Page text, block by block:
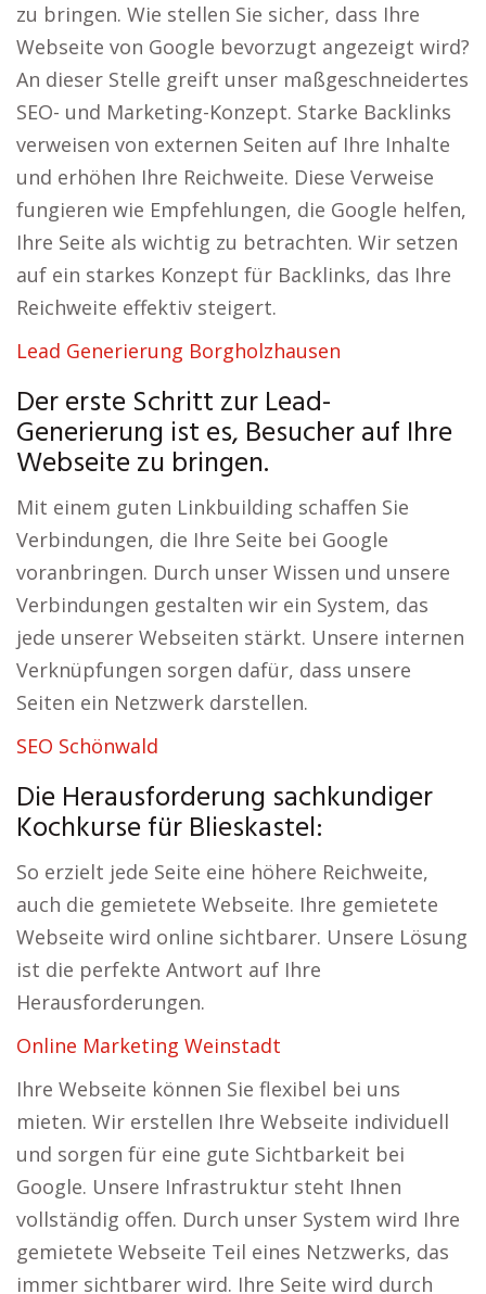
zu bringen. Wie stellen Sie sicher, dass Ihre
Webseite von Google bevorzugt angezeigt wird?
An dieser Stelle greift unser maßgeschneidertes
SEO- und Marketing-Konzept. Starke Backlinks
verweisen von externen Seiten auf Ihre Inhalte
und erhöhen Ihre Reichweite. Diese Verweise
fungieren wie Empfehlungen, die Google helfen,
Ihre Seite als wichtig zu betrachten. Wir setzen
auf ein starkes Konzept für Backlinks, das Ihre
Reichweite effektiv steigert.
Lead Generierung Borgholzhausen
Der erste Schritt zur Lead-
Generierung ist es, Besucher auf Ihre
Webseite zu bringen.
Mit einem guten Linkbuilding schaffen Sie
Verbindungen, die Ihre Seite bei Google
voranbringen. Durch unser Wissen und unsere
Verbindungen gestalten wir ein System, das
jede unserer Webseiten stärkt. Unsere internen
Verknüpfungen sorgen dafür, dass unsere
Seiten ein Netzwerk darstellen.
SEO Schönwald
Die Herausforderung sachkundiger
Kochkurse für Blieskastel:
So erzielt jede Seite eine höhere Reichweite,
auch die gemietete Webseite. Ihre gemietete
Webseite wird online sichtbarer. Unsere Lösung
ist die perfekte Antwort auf Ihre
Herausforderungen.
Online Marketing Weinstadt
Ihre Webseite können Sie flexibel bei uns
mieten. Wir erstellen Ihre Webseite individuell
und sorgen für eine gute Sichtbarkeit bei
Google. Unsere Infrastruktur steht Ihnen
vollständig offen. Durch unser System wird Ihre
gemietete Webseite Teil eines Netzwerks, das
immer sichtbarer wird. Ihre Seite wird durch